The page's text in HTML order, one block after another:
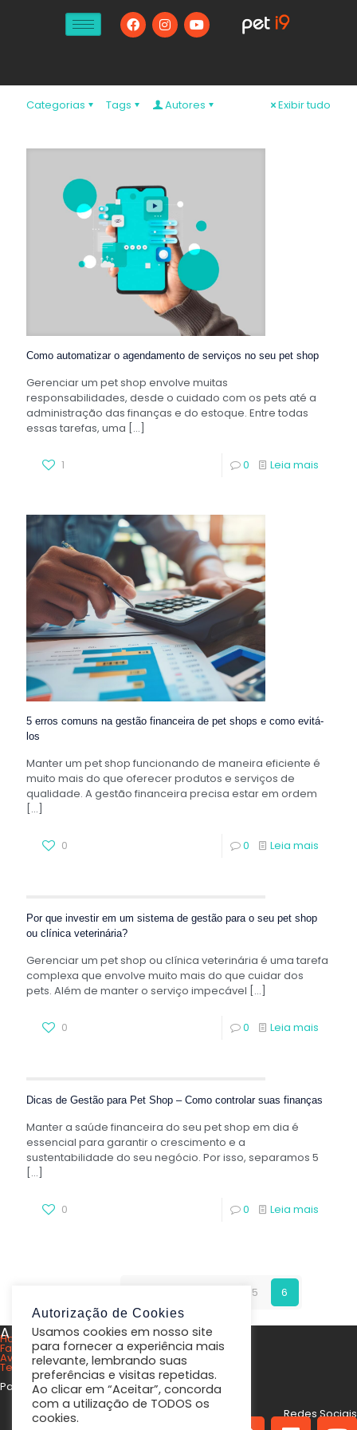
Categorias Tags Autores Exibir tudo
Como automatizar o agendamento de serviços no seu pet shop
Gerenciar um pet shop envolve muitas
responsabilidades, desde o cuidado com os pets até a
administração das finanças e do estoque. Entre todas
essas tarefas, uma […]
1 0 Leia mais
5 erros comuns na gestão financeira de pet shops e como evitá-
los
Manter um pet shop funcionando de maneira eficiente é
muito mais do que oferecer produtos e serviços de
qualidade. A gestão financeira precisa estar em ordem
[…]
0 0 Leia mais
Por que investir em um sistema de gestão para o seu pet shop
ou clínica veterinária?
Gerenciar um pet shop ou clínica veterinária é uma tarefa
complexa que envolve muito mais do que cuidar dos
pets. Além de manter o serviço impecável […]
0 0 Leia mais
Dicas de Gestão para Pet Shop – Como controlar suas finanças
Manter a saúde financeira do seu pet shop em dia é
essencial para garantir o crescimento e a
sustentabilidade do seu negócio. Por isso, separamos 5
[…]
0 0 Leia mais
5 6
A Peti9
Home
Fale conosco
Aviso de privacidade
Termos e condições de uso
Parcerias
Redes Sociais
Autorização de Cookies
Usamos cookies em nosso site
para fornecer a experiência mais
relevante, lembrando suas
preferências e visitas repetidas.
Ao clicar em “Aceitar”, concorda
com a utilização de TODOS os
cookies.